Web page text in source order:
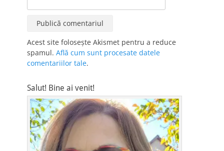
Acest site folosește Akismet pentru a reduce
spamul. Află cum sunt procesate datele
comentariilor tale.
Salut! Bine ai venit!